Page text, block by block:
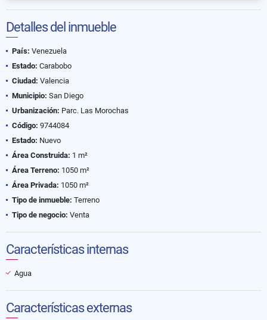
Detalles del inmueble
País: Venezuela
Estado: Carabobo
Ciudad: Valencia
Municipio: San Diego
Urbanización: Parc. Las Morochas
Código: 9744084
Estado: Nuevo
Área Construida: 1 m²
Área Terreno: 1050 m²
Área Privada: 1050 m²
Tipo de inmueble: Terreno
Tipo de negocio: Venta
Características internas
Agua
Características externas